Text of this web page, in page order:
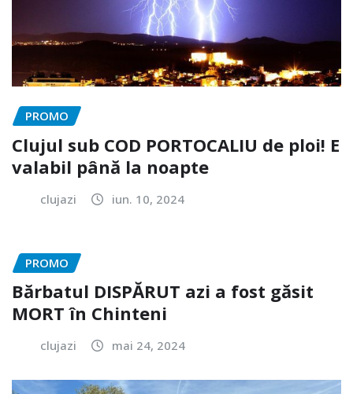
PROMO
Clujul sub COD PORTOCALIU de ploi! E
valabil până la noapte
clujazi iun. 10, 2024
PROMO
Bărbatul DISPĂRUT azi a fost găsit
MORT în Chinteni
clujazi mai 24, 2024